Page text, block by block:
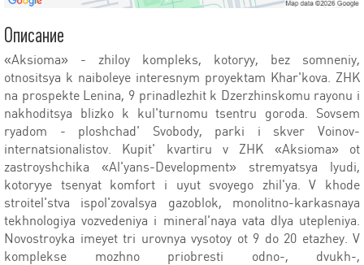
Описание
«Aksioma» - zhiloy kompleks, kotoryy, bez somneniy,
otnositsya k naiboleye interesnym proyektam Khar'kova. ZHK
na prospekte Lenina, 9 prinadlezhit k Dzerzhinskomu rayonu i
nakhoditsya blizko k kul'turnomu tsentru goroda. Sovsem
ryadom - ploshchad' Svobody, parki i skver Voinov-
internatsionalistov. Kupit' kvartiru v ZHK «Aksioma» ot
zastroyshchika «Al'yans-Development» stremyatsya lyudi,
kotoryye tsenyat komfort i uyut svoyego zhil'ya. V khode
stroitel'stva ispol'zovalsya gazoblok, monolitno-karkasnaya
tekhnologiya vozvedeniya i mineral'naya vata dlya utepleniya.
Novostroyka imeyet tri urovnya vysotoy ot 9 do 20 etazhey. V
komplekse mozhno priobresti odno-, dvukh-,